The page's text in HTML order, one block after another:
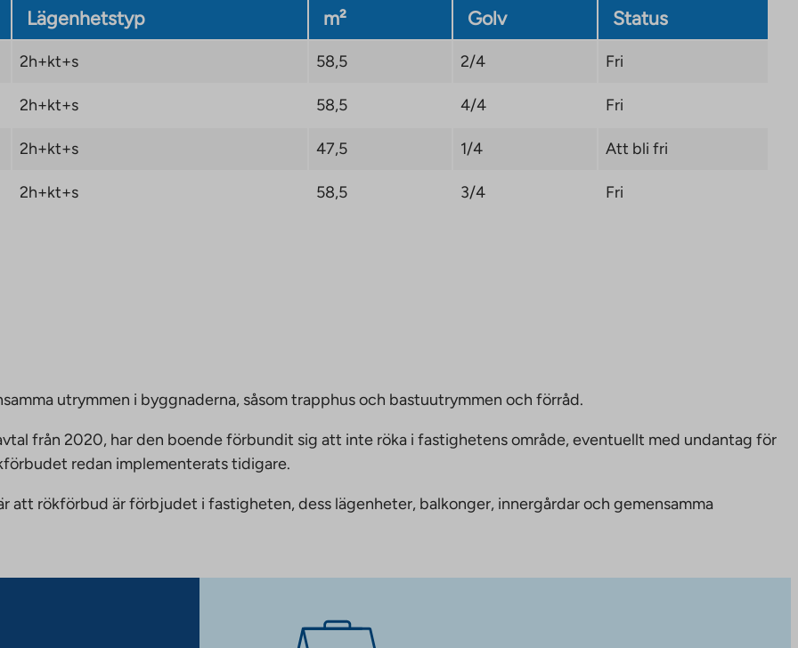
Lägenhetstyp m² Golv Status
2h+kt+s 58,5 2/4 Fri
2h+kt+s 58,5 4/4 Fri
2h+kt+s 47,5 1/4 Att bli fri
2h+kt+s 58,5 3/4 Fri
utrymmen i byggnaderna, såsom trapphus och bastuutrymmen och förråd.
från 2020, har den boende förbundit sig att inte röka i fastighetens område, eventuellt med undantag för
redan implementerats tidigare.
att rökförbud är förbjudet i fastigheten, dess lägenheter, balkonger, innergårdar och gemensamma